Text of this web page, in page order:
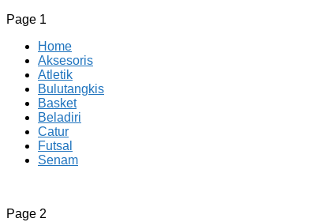
Page 1
Home
Aksesoris
Atletik
Bulutangkis
Basket
Beladiri
Catur
Futsal
Senam
CV JAYA BERSAMA Co Id
Menyediakan Semua Perlengkapan Olahraga Yang
Page 2